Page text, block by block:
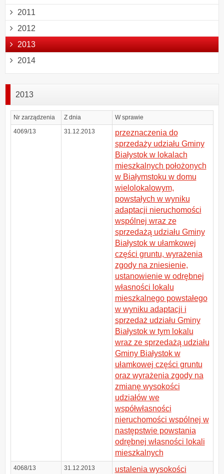
2011
2012
2013
2014
2013
Nr zarządzenia Z dnia
W sprawie
4069/13
31.12.2013
przeznaczenia do
sprzedaży udziału Gminy
Białystok w lokalach
mieszkalnych położonych
w Białymstoku w domu
wielolokalowym,
powstałych w wyniku
adaptacji nieruchomości
wspólnej wraz ze
sprzedażą udziału Gminy
Białystok w ułamkowej
części gruntu, wyrażenia
zgody na zniesienie,
ustanowienie w odrębnej
własności lokalu
mieszkalnego powstałego
w wyniku adaptacji i
sprzedaż udziału Gminy
Białystok w tym lokalu
wraz ze sprzedażą udziału
Gminy Białystok w
ułamkowej części gruntu
oraz wyrażenia zgody na
zmianę wysokości
udziałów we
współwłasności
nieruchomości wspólnej w
następstwie powstania
odrębnej własności lokali
mieszkalnych
4068/13 31.12.2013
ustalenia wysokości